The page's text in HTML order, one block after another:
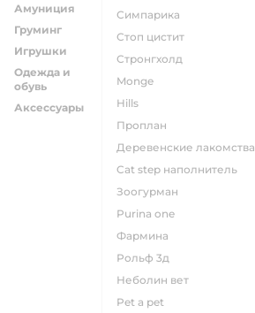
Амуниция
Груминг
Игрушки
Одежда и
обувь
Аксессуары
симпарика
стоп цистит
стронгхолд
monge
hills
проплан
деревенские лакомства
cat step наполнитель
зоогурман
purina one
фармина
рольф 3д
неболин вет
pet a pet